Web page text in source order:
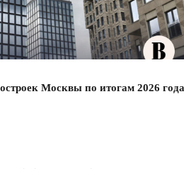
Москвы по итогам 2026 года